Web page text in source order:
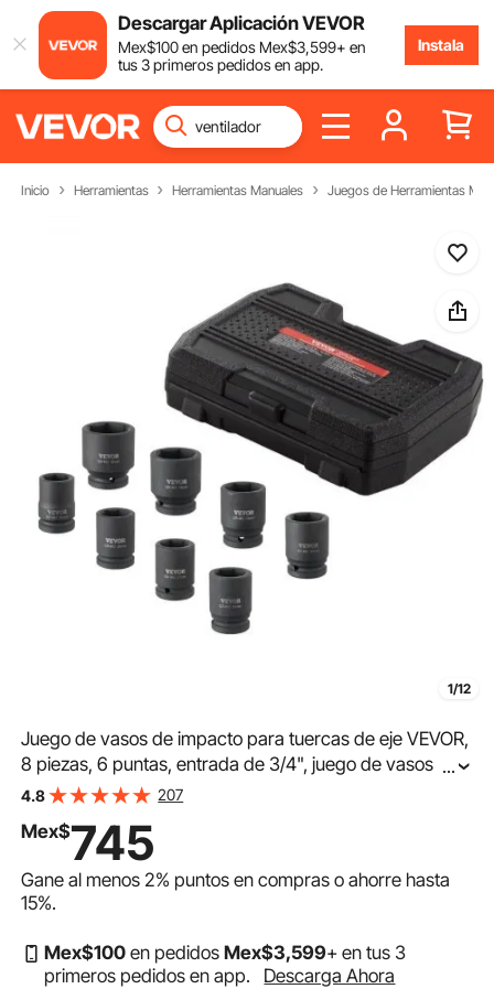
Descargar Aplicación VEVOR
Mex$100en pedidos Mex$3,599+ en
tus 3 primeros pedidos en app.
Instala
Inicio Herramientas Herramientas Manuales Juegos de Herramientas
1/12
Juego de vasos de impacto para tuercas de eje VEVOR,
8 piezas, 6 puntas, entrada de 3/4", juego de vasos
grandes CR-MO tratados térmicamente con estuche de
extracción o instalación de tuercas de eje.
...
4.8 207
Mex$745
Gane al menos2% puntos en compras o ahorre hasta
15%.
Mex$100 en pedidosMex$3,599+ en tus 3
primeros pedidos en app.
Descarga Ahora